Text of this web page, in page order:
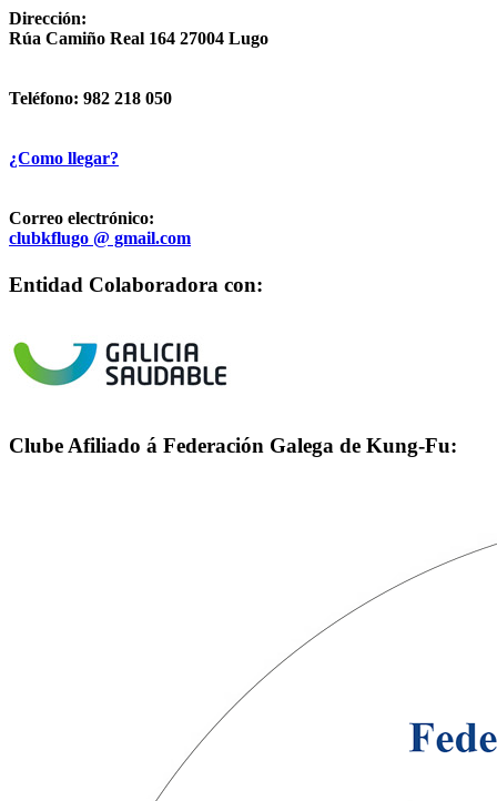
Dirección:
Rúa Camiño Real 164 27004 Lugo
Teléfono: 982 218 050
¿Como llegar?
Correo electrónico:
clubkflugo @ gmail.com
Entidad Colaboradora con:
Clube Afiliado á Federación Galega de Kung-Fu: